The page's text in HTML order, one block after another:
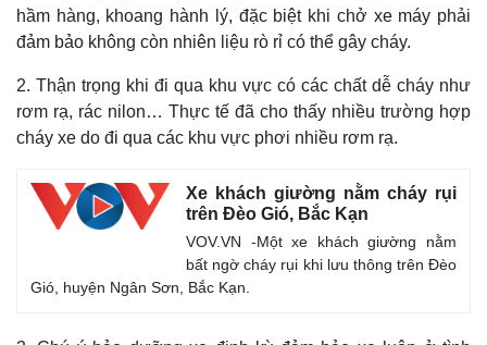
hầm hàng, khoang hành lý, đặc biệt khi chở xe máy phải
đảm bảo không còn nhiên liệu rò rỉ có thể gây cháy.
2. Thận trọng khi đi qua khu vực có các chất dễ cháy như
rơm rạ, rác nilon… Thực tế đã cho thấy nhiều trường hợp
cháy xe do đi qua các khu vực phơi nhiều rơm rạ.
Xe khách giường nằm cháy rụi
trên Đèo Gió, Bắc Kạn
VOV.VN -Một xe khách giường nằm
bất ngờ cháy rụi khi lưu thông trên Đèo
Gió, huyện Ngân Sơn, Bắc Kạn.